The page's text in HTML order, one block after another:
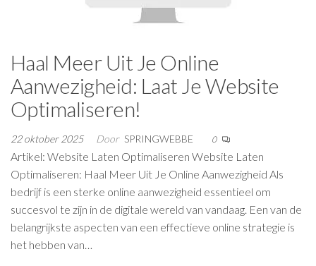
Haal Meer Uit Je Online
Aanwezigheid: Laat Je Website
Optimaliseren!
22 oktober 2025 Door SPRINGWEBBE 0
Artikel: Website Laten Optimaliseren Website Laten
Optimaliseren: Haal Meer Uit Je Online Aanwezigheid Als
bedrijf is een sterke online aanwezigheid essentieel om
succesvol te zijn in de digitale wereld van vandaag. Een van de
belangrijkste aspecten van een effectieve online strategie is
het hebben van…